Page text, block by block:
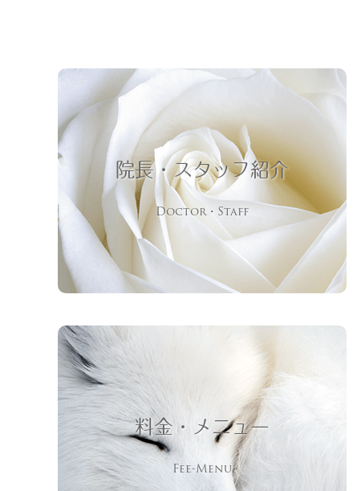
院長・スタッフ紹介
Doctor・Staff
料金・メニュー
Fee-Menu